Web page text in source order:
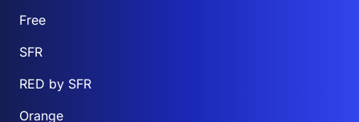
Free
SFR
RED by SFR
Orange